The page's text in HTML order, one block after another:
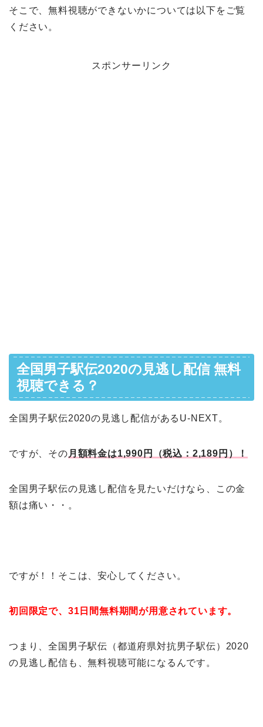
そこで、無料視聴ができないかについては以下をご覧
ください。
スポンサーリンク
全国男子駅伝2020の見逃し配信 無料
視聴できる？
全国男子駅伝2020の見逃し配信があるU-NEXT。
ですが、その 月額料金は1,990円（税込：2,189円）！
全国男子駅伝の見逃し配信を見たいだけなら、この金
額は痛い・・。
ですが！！そこは、安心してください。
初回限定で、31日間無料期間が用意されています。
つまり、全国男子駅伝（都道府県対抗男子駅伝）2020
の見逃し配信も、無料視聴可能になるんです。